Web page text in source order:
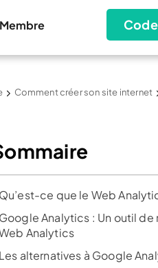
Comment créer son site internet
Qu’est-ce que le Web
Google Analytics : Un outil de
Analytics
Les alternatives à Google